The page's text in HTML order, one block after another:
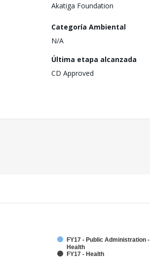
Akatiga Foundation
Categoría Ambiental
N/A
Última etapa alcanzada
CD Approved
FY17 - Public Administration -
Health
FY17 - Health